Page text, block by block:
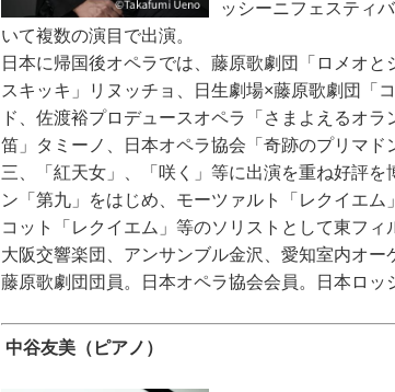
ッシーニフェスティ
いて複数の演目で出演。
日本に帰国後オペラでは、藤原歌劇団「ロメオと
スキッキ」リヌッチョ、日生劇場×藤原歌劇団「
ド、佐渡裕プロデュースオペラ「さまよえるオ
笛」タミーノ、日本オペラ協会「奇跡のプリマ
三、「紅天女」、「咲く」等に出演を重ね好評を
ン「第九」をはじめ、モーツァルト「レクイエ
コット「レクイエム」等のソリストとして東フィ
大阪交響楽団、アンサンブル金沢、愛知室内オー
藤原歌劇団団員。日本オペラ協会会員。日本ロッ
中谷友美（ピアノ）